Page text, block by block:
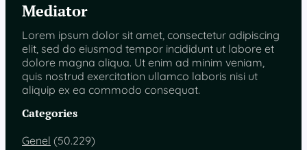
Mediator
Lorem ipsum dolor sit amet, consectetur adipiscing
elit, sed do eiusmod tempor incididunt ut labore et
dolore magna aliqua. Ut enim ad minim veniam,
quis nostrud exercitation ullamco laboris nisi ut
aliquip ex ea commodo consequat.
Categories
Genel (50.229)